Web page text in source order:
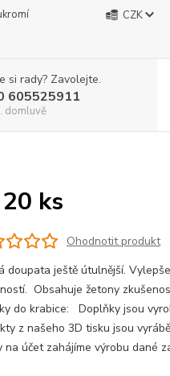
CZK
si rady? Zavolejte.
605525911
domluvě
ks
Ohodnotit produkt
doupata ještě útulnější.
Obsahuje žetony
do krabice: Doplňky jsou
z našeho 3D tisku jsou
na účet zahájíme výrobu dané